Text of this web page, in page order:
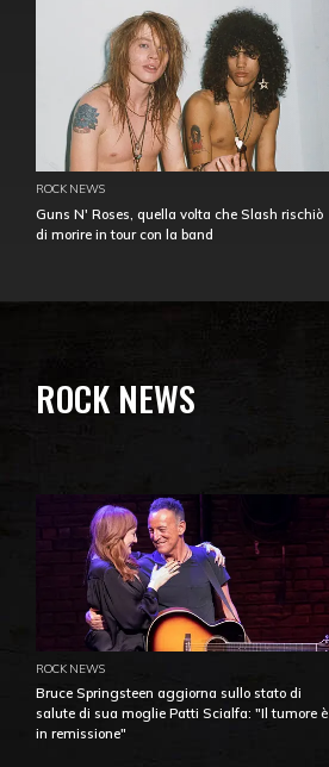
ROCK NEWS
Guns N' Roses, quella volta che Slash rischiò
di morire in tour con la band
ROCK NEWS
ROCK NEWS
Bruce Springsteen aggiorna sullo stato di
salute di sua moglie Patti Scialfa: "Il tumore è
in remissione"